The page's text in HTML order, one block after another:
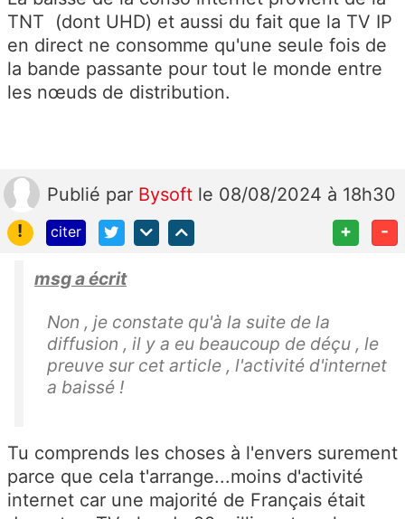
TNT (dont UHD) et aussi du fait que la TV IP
en direct ne consomme qu'une seule fois de
la bande passante pour tout le monde entre
les nœuds de distribution.
Publié par Bysoft le 08/08/2024 à 18h30
!
citer + -
msg a écrit
Non , je constate qu'à la suite de la
diffusion , il y a eu beaucoup de déçu , le
preuve sur cet article , l'activité d'internet
a baissé !
Tu comprends les choses à l'envers surement
parce que cela t'arrange...moins d'activité
internet car une majorité de Français était